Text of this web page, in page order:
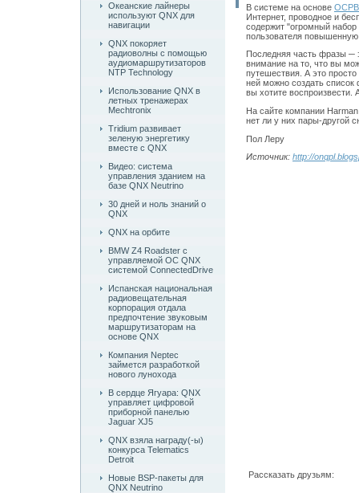
Океанские лайнеры
используют QNX для
навигации
QNX покоряет
радиоволны с помощью
аудиомаршрутизаторов
NTP Technology
Использование QNX в
летных тренажерах
Mechtronix
Tridium развивает
зеленую энергетику
вместе с QNX
Видео: система
управления зданием на
базе QNX Neutrino
30 дней и ноль знаний о
QNX
QNX на орбите
BMW Z4 Roadster c
управляемой ОС QNX
системой ConnectedDrive
Испанская национальная
радиовещательная
корпорация отдала
предпочтение звуковым
маршрутизаторам на
основе QNX
Компания Neptec
займется разработкой
нового лунохода
В сердце Ягуара: QNX
управляет цифровой
приборной панелью
Jaguar XJ5
QNX взяла награду(-ы)
конкурса Telematics
Detroit
Новые BSP-пакеты для
QNX Neutrino
В системе на основе ОСРВ
Интернет, проводное и
содержит "огромный
пользователя
Последняя часть фразы ─
внимание на то, что вы
путешествия. А это
ней можно создать список
вы хотите воспроизвести.
На сайте компании
нет ли у них пары-другой
Пол Леру
Источник: http://
Рассказать друзьям: